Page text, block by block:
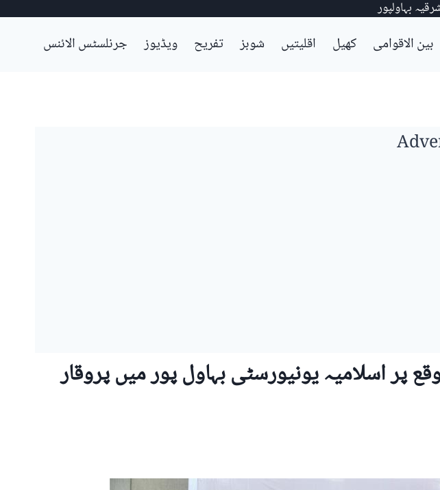
بہاولپور
بین الاقوامی کھیل اقلیتیں شوبز تفریح ویڈیوز جرنلسٹس الائنس
کی 56 ویں برسی کے موقع پر اسلامیہ یونیورسٹی بہاول پور میں پروقار